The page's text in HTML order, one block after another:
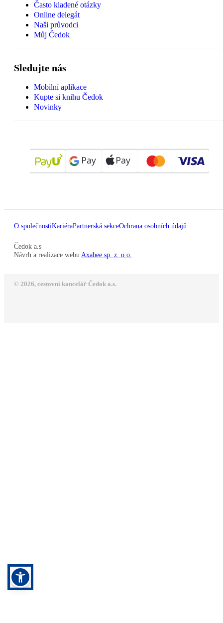
Často kladené otázky
Online delegát
Naši průvodci
Můj Čedok
Sledujte nás
Mobilní aplikace
Kupte si knihu Čedok
Novinky
O společnostiKariéraPartnerská sekceOchrana osobních údajů
Čedok a.s
Návrh a realizace webu Axabee sp. z. o.o.
© 2026, cestovní kancelář Čedok a.s.